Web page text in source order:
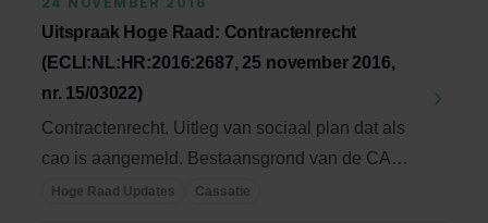
Uitspraak Hoge Raad: Contractenrecht
(ECLI:NL:HR:2016:2687, 25 november 2016,
nr. 15/03022)
Contractenrecht. Uitleg van sociaal plan dat als
cao is aangemeld. Bestaansgrond van de CAO-
norm ...
Hoge Raad Updates Cassatie